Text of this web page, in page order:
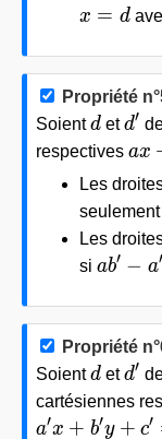
x = d
x = d
Propriété
Soientd
d etd'
d′
respectives ax
Les
seulement
Les
si ab'-
ab′ − a′
Propriété
Soientd
d etd'
d′
cartésiennes
a′x + b′y + c′